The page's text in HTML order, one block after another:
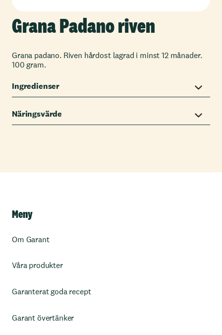
Grana Padano riven
Grana padano. Riven hårdost lagrad i minst 12 månader.
100 gram.
Ingredienser
Näringsvärde
Meny
Om Garant
Våra produkter
Garanterat goda recept
Garant övertänker